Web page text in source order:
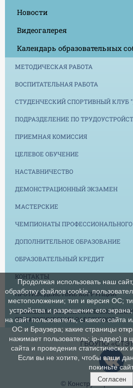
Новости
Видеогалерея
Календарь образовательных
МЕТОДИЧЕСКАЯ РАБОТА
ВОСПИТАТЕЛЬНАЯ РАБОТА
СТУДЕНЧЕСКИЙ СПОРТИВНЫЙ
ПОДРАЗДЕЛЕНИЕ ПО
ПРИЕМНАЯ КОМИССИЯ
ЦЕЛЕВОЕ ОБУЧЕНИЕ
НАСТАВНИЧЕСТВО
ДЕМОНСТРАЦИОННЫЙ ЭКЗАМЕН
МАСТЕРСКИЕ
ЧЕМПИОНАТЫ
ДОПОЛНИТЕЛЬНОЕ ОБРАЗОВАНИЕ
ОБРАЗОВАТЕЛЬНЫЙ КРЕДИТ
КОНТАКТЫ
ПРОТИВОДЕЙСТВИЕ КОРРУПЦИИ
СНИЖЕНИЕ БЮРОКРАТИЧЕСКОЙ
ПЕДАГОГИЧЕСКИХ РАБОТНИКОВ
ГБОУПО
© Конструктор сайтов
Продолжая использовать наш
обработку файлов cookie,
местоположении; тип и версия ОС;
устройства и разрешение его
на сайт пользователь; с какого сайта
ОС и Браузера; какие страницы
нажимает пользователь; ip-адрес) в
сайта и проведения статистических
Если вы не хотите, чтобы ваши
покиньте
Согласен